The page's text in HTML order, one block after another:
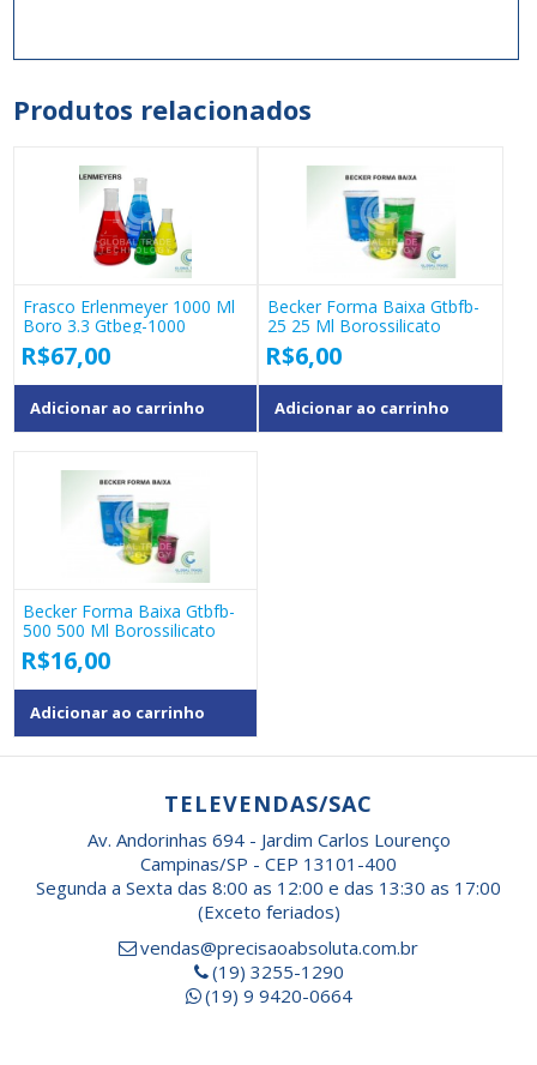
Produtos relacionados
Frasco Erlenmeyer 1000 Ml
Boro 3.3 Gtbeg-1000
R$67,00
Adicionar ao carrinho
Becker Forma Baixa Gtbfb-
25 25 Ml Borossilicato
R$6,00
Adicionar ao carrinho
Becker Forma Baixa Gtbfb-
500 500 Ml Borossilicato
R$16,00
Adicionar ao carrinho
TELEVENDAS/SAC
Av. Andorinhas 694 - Jardim Carlos Lourenço
Campinas/SP - CEP 13101-400
Segunda a Sexta das 8:00 as 12:00 e das 13:30 as 17:00
(Exceto feriados)
vendas@precisaoabsoluta.com.br
(19) 3255-1290
(19) 9 9420-0664